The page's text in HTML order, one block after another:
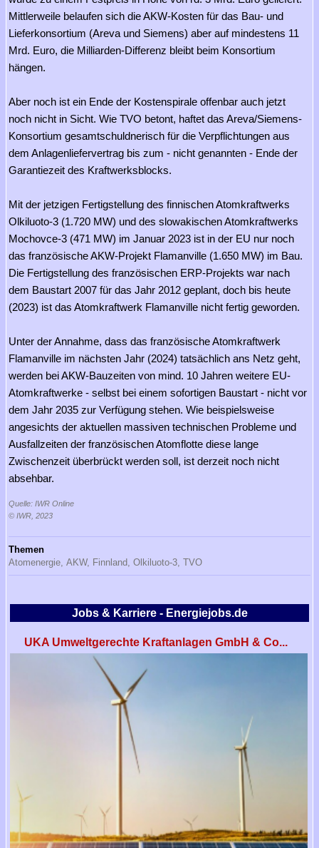
Mittlerweile belaufen sich die AKW-Kosten für das Bau- und
Lieferkonsortium (Areva und Siemens) aber auf mindestens 11
Mrd. Euro, die Milliarden-Differenz bleibt beim Konsortium
hängen.
Aber noch ist ein Ende der Kostenspirale offenbar auch jetzt
noch nicht in Sicht. Wie TVO betont, haftet das Areva/Siemens-
Konsortium gesamtschuldnerisch für die Verpflichtungen aus
dem Anlagenliefervertrag bis zum - nicht genannten - Ende der
Garantiezeit des Kraftwerksblocks.
Mit der jetzigen Fertigstellung des finnischen Atomkraftwerks
Olkiluoto-3 (1.720 MW) und des slowakischen Atomkraftwerks
Mochovce-3 (471 MW) im Januar 2023 ist in der EU nur noch
das französische AKW-Projekt Flamanville (1.650 MW) im Bau.
Die Fertigstellung des französischen ERP-Projekts war nach
dem Baustart 2007 für das Jahr 2012 geplant, doch bis heute
(2023) ist das Atomkraftwerk Flamanville nicht fertig geworden.
Unter der Annahme, dass das französische Atomkraftwerk
Flamanville im nächsten Jahr (2024) tatsächlich ans Netz geht,
werden bei AKW-Bauzeiten von mind. 10 Jahren weitere EU-
Atomkraftwerke - selbst bei einem sofortigen Baustart - nicht vor
dem Jahr 2035 zur Verfügung stehen. Wie beispielsweise
angesichts der aktuellen massiven technischen Probleme und
Ausfallzeiten der französischen Atomflotte diese lange
Zwischenzeit überbrückt werden soll, ist derzeit noch nicht
absehbar.
Quelle: IWR Online
© IWR, 2023
Themen
Atomenergie, AKW, Finnland, Olkiluoto-3, TVO
Jobs & Karriere - Energiejobs.de
UKA Umweltgerechte Kraftanlagen GmbH & Co...